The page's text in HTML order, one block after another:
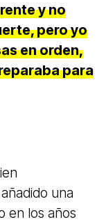
y no
pero yo
en orden,
para
una
en los años